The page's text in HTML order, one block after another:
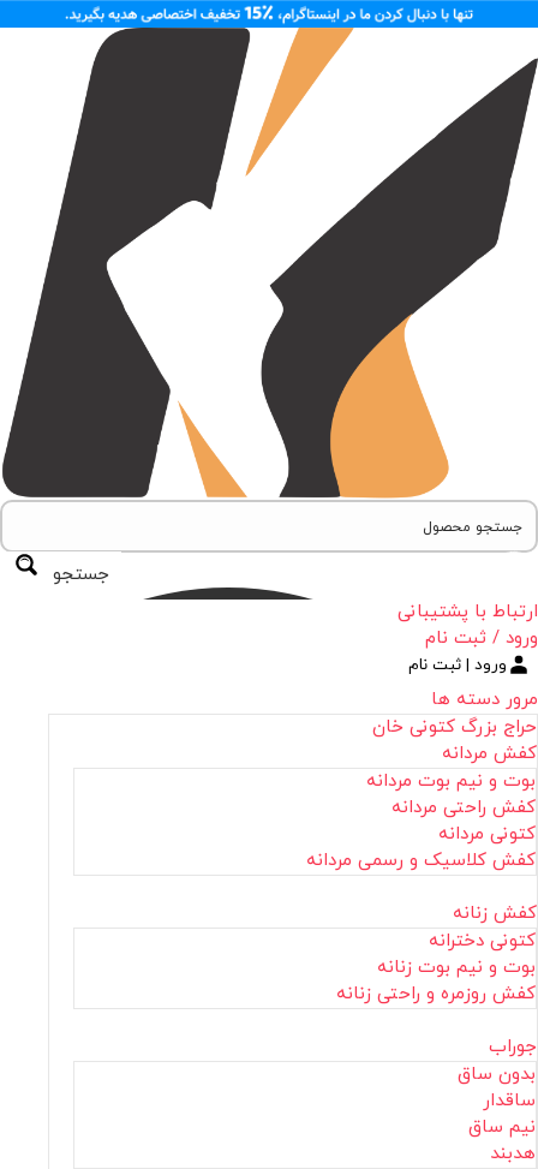
جستجو
ارتباط با پشتیبانی
ورود / ثبت نام
ورود | ثبت نام
مرور دسته ها
حراج بزرگ کتونی خان
کفش مردانه
بوت و نیم بوت مردانه
کفش راحتی مردانه
کتونی مردانه
کفش کلاسیک و رسمی مردانه
کفش زنانه
کتونی دخترانه
بوت و نیم بوت زنانه
کفش روزمره و راحتی زنانه
جوراب
بدون ساق
ساقدار
نیم ساق
هدبند